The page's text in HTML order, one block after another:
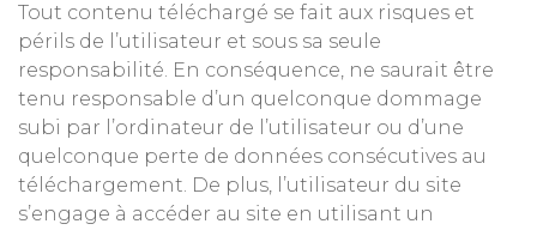
Tout contenu téléchargé se fait aux risques et
périls de l’utilisateur et sous sa seule
responsabilité. En conséquence, ne saurait être
tenu responsable d’un quelconque dommage
subi par l’ordinateur de l’utilisateur ou d’une
quelconque perte de données consécutives au
téléchargement. De plus, l’utilisateur du site
s’engage à accéder au site en utilisant un